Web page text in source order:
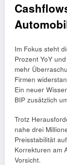
Im Fokus steht
Prozent YoY
mehr
Firmen
Ein neuer
BIP zusätzlich
Trotz
nahe drei
Preisstabilität
Korrekturen am
Vorsicht.